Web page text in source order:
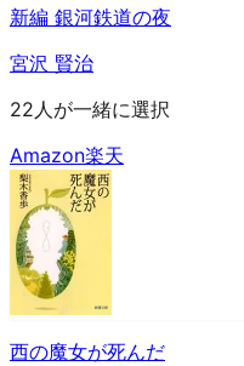
新編 銀河鉄道の夜
宮沢 賢治
22人が一緒に選択
Amazon楽天
西の魔女が死んだ